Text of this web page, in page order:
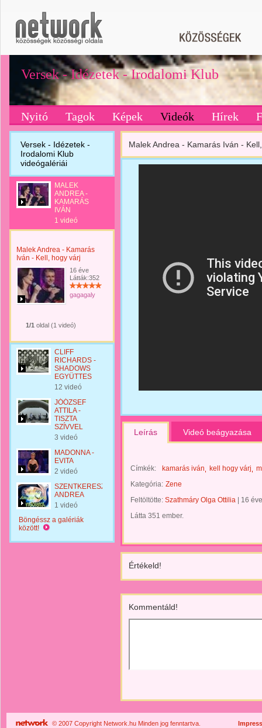
Versek - Idézetek - Irodalomi Klub
Nyitó Tagok Képek Videók Hírek
Versek - Idézetek -
Irodalomi Klub
videógalériái
MALEK
ANDREA -
KAMARÁS
IVÁN
1 videó
Malek Andrea - Kamarás
Iván - Kell, hogy várj
16 éve
Látták:352
gagagaly
1/1 oldal (1 videó)
CLIFF
RICHARDS -
SHADOWS
EGYÜTTES
12 videó
JÓÓZSEF
ATTILA -
TISZTA
SZÍVVEL
3 videó
MADONNA -
EVITA
2 videó
SZENTKERESZTI
ANDREA
1 videó
Böngéssz a galériák
között!
Malek Andrea - Kamarás Iván -
Leírás Videó beágyazása
Címkék: kamarás iván kell hogy várj
Kategória: Zene
Feltöltötte: Szathmáry Olga Ottilia
16 éve
Látta 351 ember.
Értékeld!
Kommentáld!
© 2007 Copyright Network.hu Minden jog fenntartva.